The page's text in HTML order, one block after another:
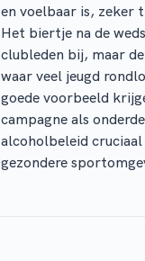
en voelbaar is, zeker
Het biertje na de
clubleden bij, maar
waar veel jeugd
goede voorbeeld
campagne als
alcoholbeleid
gezondere